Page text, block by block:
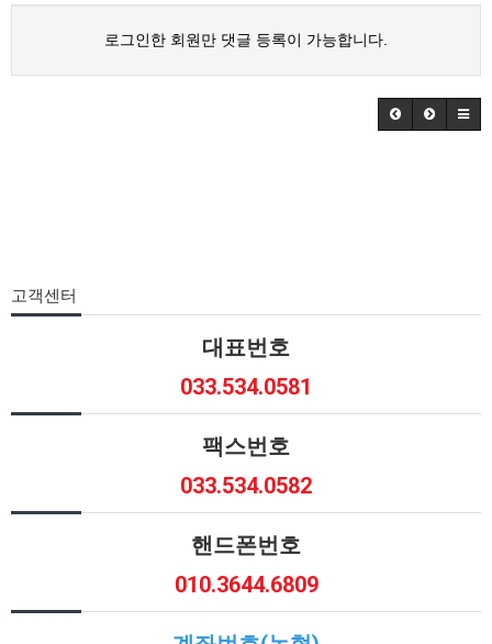
로그인한 회원만 댓글 등록이 가능합니다.
고객센터
대표번호
033.534.0581
팩스번호
033.534.0582
핸드폰번호
010.3644.6809